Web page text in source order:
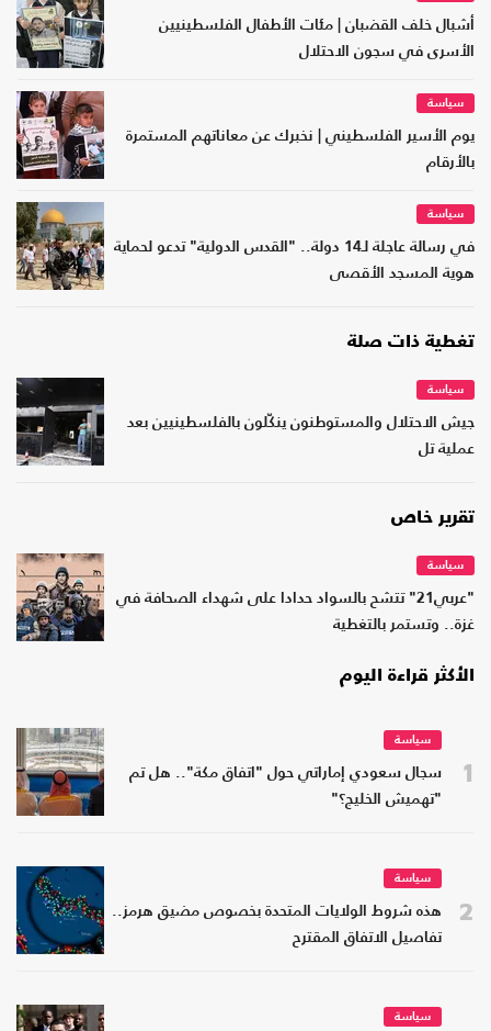
أشبال خلف القضبان | مئات الأطفال الفلسطينيين
الأسرى في سجون الاحتلال
سياسة
يوم الأسير الفلسطيني | نخبرك عن معاناتهم المستمرة
بالأرقام
سياسة
في رسالة عاجلة لـ14 دولة.. "القدس الدولية" تدعو لحماية
هوية المسجد الأقصى
تغطية ذات صلة
سياسة
جيش الاحتلال والمستوطنون ينكّلون بالفلسطينيين بعد
عملية تل
تقرير خاص
سياسة
"عربي21" تتشح بالسواد حدادا على شهداء الصحافة في
غزة.. وتستمر بالتغطية
الأكثر قراءة اليوم
1
سياسة
سجال سعودي إماراتي حول "اتفاق مكة".. هل تم
"تهميش الخليج؟"
2
سياسة
هذه شروط الولايات المتحدة بخصوص مضيق هرمز..
تفاصيل الاتفاق المقترح
سياسة